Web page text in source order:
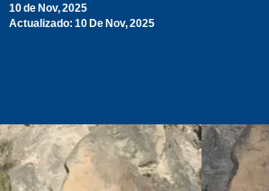
10 de Nov, 2025
Actualizado: 10 De Nov, 2025